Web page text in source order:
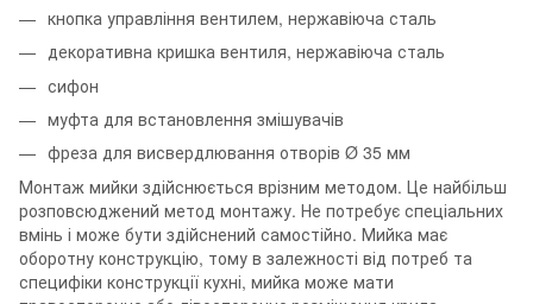
кнопка управління вентилем, нержавіюча сталь
декоративна кришка вентиля, нержавіюча сталь
сифон
муфта для встановлення змішувачів
фреза для висвердлювання отворів Ø 35 мм
Монтаж мийки здійснюється врізним методом. Це найбільш
розповсюджений метод монтажу. Не потребує спеціальних
вмінь і може бути здійснений самостійно. Мийка має
оборотну конструкцію, тому в залежності від потреб та
специфіки конструкції кухні, мийка може мати